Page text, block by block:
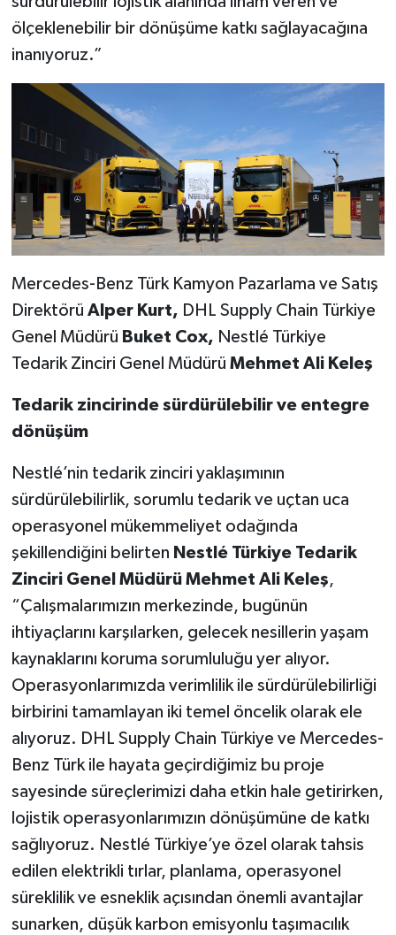
ölçeklenebilir bir dönüşüme katkı sağlayacağına
inanıyoruz.”
Mercedes-Benz Türk Kamyon Pazarlama ve Satış
Direktörü Alper Kurt, DHL Supply Chain Türkiye
Genel Müdürü Buket Cox, Nestlé Türkiye
Tedarik Zinciri Genel Müdürü Mehmet Ali Keleş
Tedarik zincirinde sürdürülebilir ve entegre
dönüşüm
Nestlé’nin tedarik zinciri yaklaşımının
sürdürülebilirlik, sorumlu tedarik ve uçtan uca
operasyonel mükemmeliyet odağında
şekillendiğini belirten Nestlé Türkiye Tedarik
Zinciri Genel Müdürü Mehmet Ali Keleş,
“Çalışmalarımızın merkezinde, bugünün
ihtiyaçlarını karşılarken, gelecek nesillerin yaşam
kaynaklarını koruma sorumluluğu yer alıyor.
Operasyonlarımızda verimlilik ile sürdürülebilirliği
birbirini tamamlayan iki temel öncelik olarak ele
alıyoruz. DHL Supply Chain Türkiye ve Mercedes-
Benz Türk ile hayata geçirdiğimiz bu proje
sayesinde süreçlerimizi daha etkin hale getirirken,
lojistik operasyonlarımızın dönüşümüne de katkı
sağlıyoruz. Nestlé Türkiye’ye özel olarak tahsis
edilen elektrikli tırlar, planlama, operasyonel
süreklilik ve esneklik açısından önemli avantajlar
sunarken, düşük karbon emisyonlu taşımacılık